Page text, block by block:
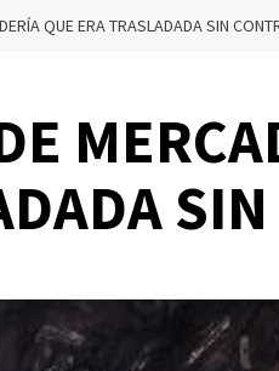
QUE ERA TRASLADADA SIN